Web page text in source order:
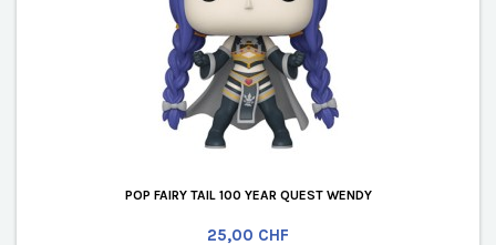
POP FAIRY TAIL 100 YEAR QUEST WENDY
Preis
25,00 CHF